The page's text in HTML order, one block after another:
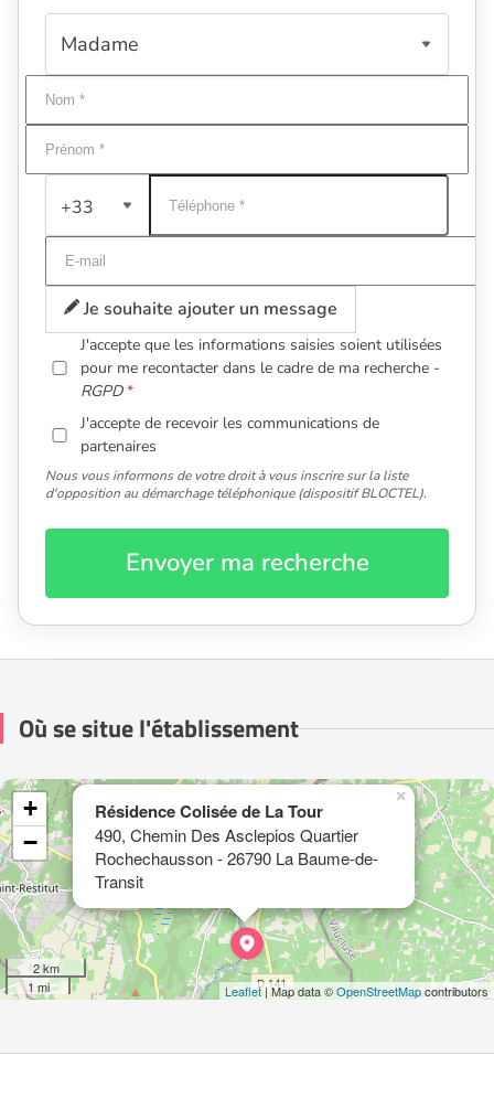
+33
Je souhaite ajouter un message
J'accepte que les informations saisies soient utilisées
pour me recontacter dans le cadre de ma recherche -
RGPD
J'accepte de recevoir les communications de
partenaires
Nous vous informons de votre droit à vous inscrire sur la liste
d'opposition au démarchage téléphonique (dispositif BLOCTEL).
Envoyer ma recherche
Où se situe l'établissement
Résidence Colisée de La Tour
490, Chemin Des Asclepios Quartier
Rochechausson - 26790 La Baume-de-
Transit
×
+
−
2 km
1 mi
Leaflet| Map data ©OpenStreetMapcontributors